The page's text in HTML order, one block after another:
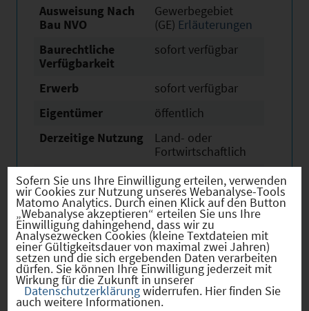
Ausweisung Nach
Bau NVO
Gewerbegebiet
(GE) Erläuterungen
Baurechtliche
Verfügbarkeit
sofort verfügbar
Erwerb
sofort verfügbar
Eigentümer
öffentlich
Derzeitige Nutzung
Land- oder
Fortwirtschaftlich
Link
https://www.wasser
truedingen.de
Verkehr
Sofern Sie uns Ihre Einwilligung erteilen, verwenden
wir Cookies zur Nutzung unseres Webanalyse-Tools
Matomo Analytics. Durch einen Klick auf den Button
„Webanalyse akzeptieren“ erteilen Sie uns Ihre
Einwilligung dahingehend, dass wir zu
Analysezwecken Cookies (kleine Textdateien mit
einer Gültigkeitsdauer von maximal zwei Jahren)
setzen und die sich ergebenden Daten verarbeiten
dürfen. Sie können Ihre Einwilligung jederzeit mit
Wirkung für die Zukunft in unserer
Datenschutzerklärungwiderrufen. Hier finden Sie
auch weitere Informationen.